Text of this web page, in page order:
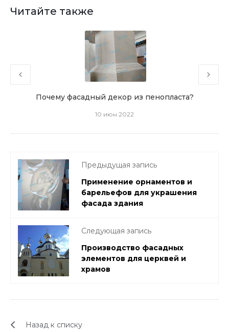
Читайте также
Почему фасадный декор из пенопласта?
10 июн 2022
Предыдущая запись
Применение орнаментов и
барельефов для украшения
фасада здания
Следующая запись
Производство фасадных
элементов для церквей и
храмов
Назад к списку